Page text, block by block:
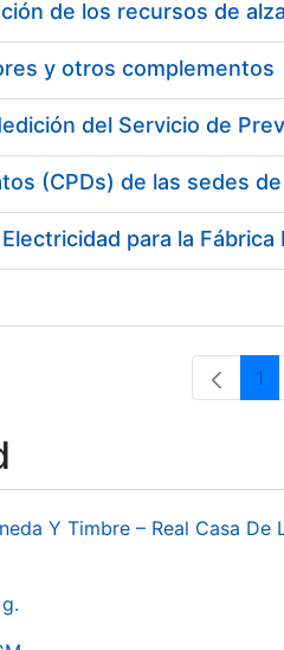
y otros complementos
1
Y Timbre – Real Casa De